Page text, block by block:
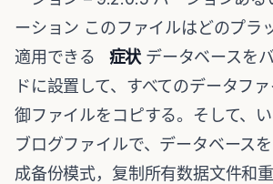
ーション このファイルはどのプラ
適用できる 症状 データベースを
ドに設置して、すべてのデータフ
御ファイルをコピする。そして、
ブログファイルで、データベース
成备份模式，复制所有数据文件和